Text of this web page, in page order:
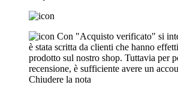
Con "Acquisto verificato" si
è stata scritta da clienti che hanno
prodotto sul nostro shop. Tuttavia per
recensione, è sufficiente avere un
Chiudere la nota